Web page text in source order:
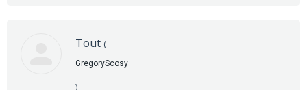
Tout (
GregoryScosy
)